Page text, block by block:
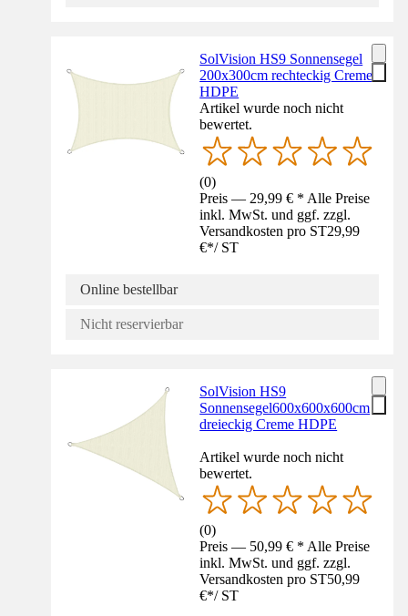
SolVision HS9 Sonnensegel
200x300cm rechteckig Creme
HDPE
Artikel wurde noch nicht
bewertet.
(0)
Preis — 29,99 € * Alle Preise
inkl. MwSt. und ggf. zzgl.
Versandkosten pro ST29,99
€*/ ST
Online bestellbar
Nicht reservierbar
SolVision HS9
Sonnensegel600x600x600cm
dreieckig Creme HDPE
Artikel wurde noch nicht
bewertet.
(0)
Preis — 50,99 € * Alle Preise
inkl. MwSt. und ggf. zzgl.
Versandkosten pro ST50,99
€*/ ST